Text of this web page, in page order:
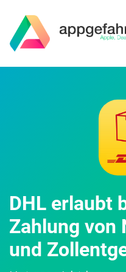
DHL erlaubt
Zahlung von
und